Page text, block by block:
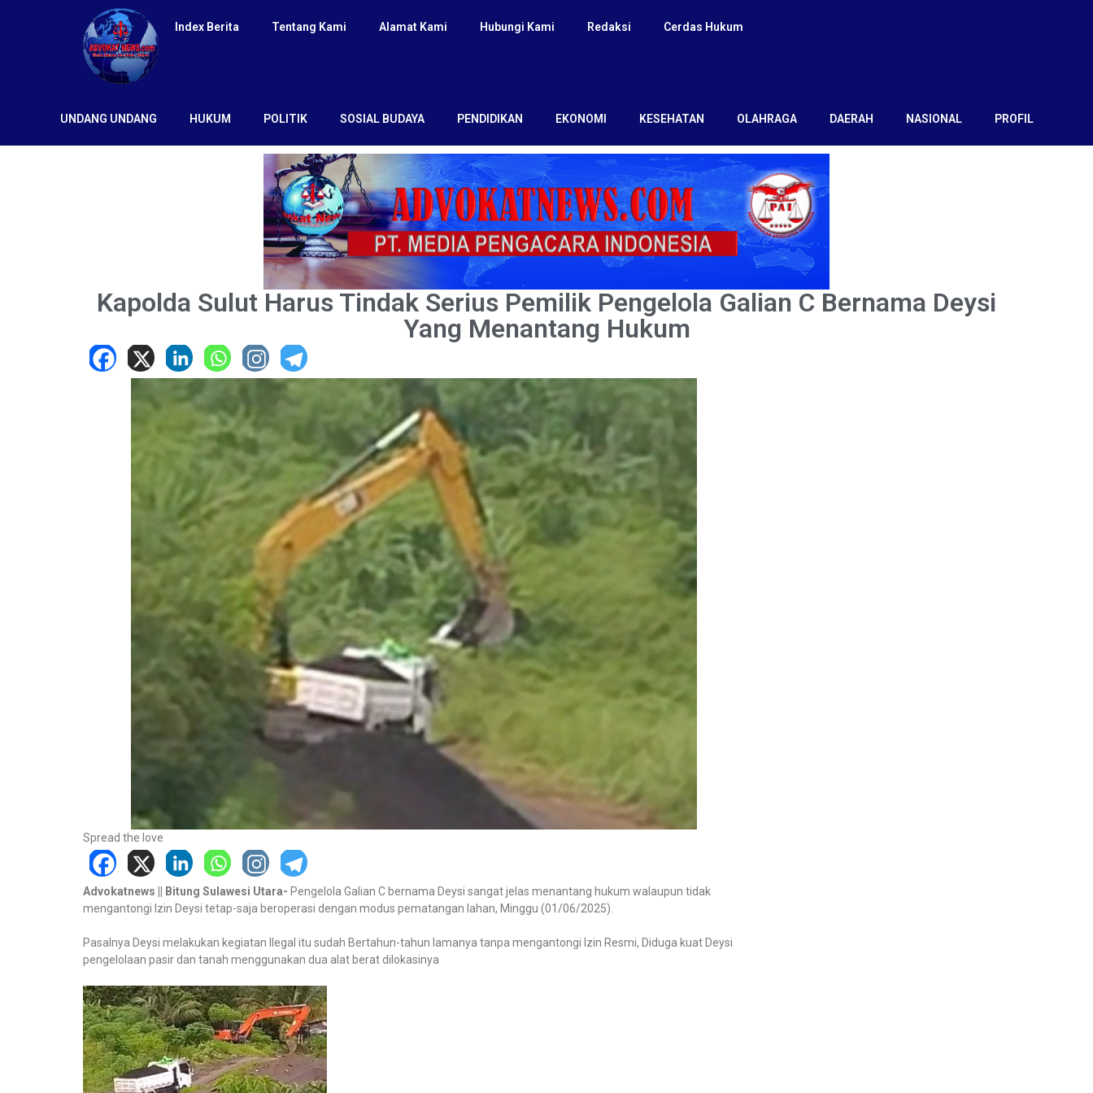
Index Berita Tentang Kami Alamat Kami Hubungi Kami Redaksi Cerdas Hukum
UNDANG UNDANG HUKUM POLITIK SOSIAL BUDAYA PENDIDIKAN EKONOMI KESEHATAN OLAHRAGA DAERAH NASIONAL PROFIL
Kapolda Sulut Harus Tindak Serius Pemilik Pengelola Galian C Bernama Deysi
Yang Menantang Hukum
Spread the love
Advokatnews || Bitung Sulawesi Utara- Pengelola Galian C bernama Deysi sangat jelas menantang hukum walaupun tidak
mengantongi Izin Deysi tetap-saja beroperasi dengan modus pematangan lahan, Minggu (01/06/2025).
Pasalnya Deysi melakukan kegiatan Ilegal itu sudah Bertahun-tahun lamanya tanpa mengantongi Izin Resmi, Diduga kuat Deysi
pengelolaan pasir dan tanah menggunakan dua alat berat dilokasinya